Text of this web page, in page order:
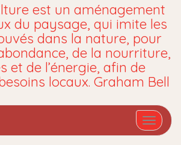
est un aménagement
du paysage, qui imite les
dans la nature, pour
de la nourriture,
et de l’énergie, afin de
locaux. Graham Bell